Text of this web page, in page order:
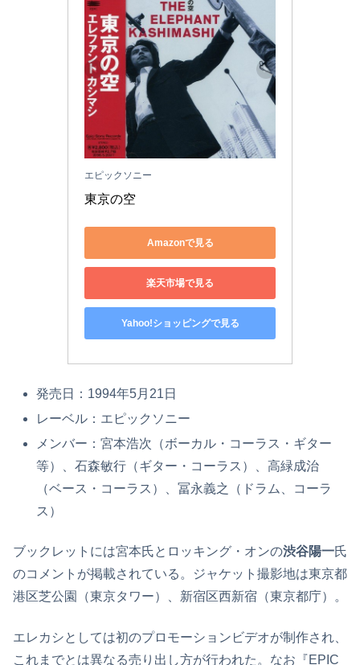
エピックソニー
東京の空
Amazonで見る
楽天市場で見る
Yahoo!ショッピングで見る
発売日：1994年5月21日
レーベル：エピックソニー
メンバー：宮本浩次（ボーカル・コーラス・ギター
等）、石森敏行（ギター・コーラス）、高緑成治
（ベース・コーラス）、冨永義之（ドラム、コーラ
ス）
ブックレットには宮本氏とロッキング・オンの渋谷陽一氏
のコメントが掲載されている。ジャケット撮影地は東京都
港区芝公園（東京タワー）、新宿区西新宿（東京都庁）。
エレカシとしては初のプロモーションビデオが制作され、
これまでとは異なる売り出し方が行われた。なお『EPIC